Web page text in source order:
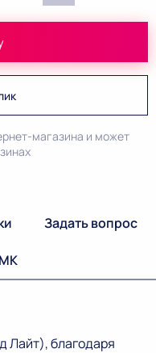
магазина и может
Задать вопрос
Лайт), благодаря